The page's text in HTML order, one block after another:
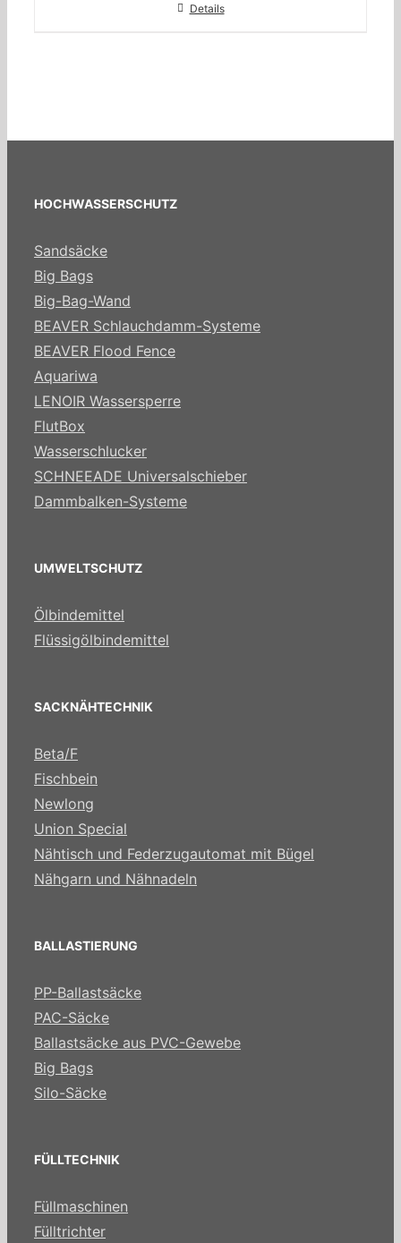
Details
HOCHWASSERSCHUTZ
Sandsäcke
Big Bags
Big-Bag-Wand
BEAVER Schlauchdamm-Systeme
BEAVER Flood Fence
Aquariwa
LENOIR Wassersperre
FlutBox
Wasserschlucker
SCHNEEADE Universalschieber
Dammbalken-Systeme
UMWELTSCHUTZ
Ölbindemittel
Flüssigölbindemittel
SACKNÄHTECHNIK
Beta/F
Fischbein
Newlong
Union Special
Nähtisch und Federzugautomat mit Bügel
Nähgarn und Nähnadeln
BALLASTIERUNG
PP-Ballastsäcke
PAC-Säcke
Ballastsäcke aus PVC-Gewebe
Big Bags
Silo-Säcke
FÜLLTECHNIK
Füllmaschinen
Fülltrichter